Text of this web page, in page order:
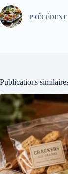
PRÉCÉDENT
Publications